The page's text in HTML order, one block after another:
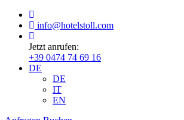
info@hotelstoll.com
Jetzt anrufen:
+39 0474 74 69 16
DE
DE
IT
EN